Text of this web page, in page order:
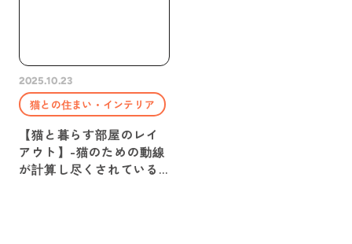
2025.10.23
猫との住まい・インテリア
【猫と暮らす部屋のレイ
アウト】-猫のための動線
が計算し尽くされている